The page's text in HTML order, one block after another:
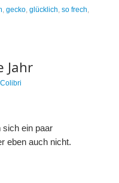
gecko glücklich so frech
Jahr
Colibri
sich ein paar
eben auch nicht.